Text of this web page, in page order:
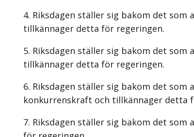
Riksdagen ställer sig bakom det
tillkännager detta för regeringen.
Riksdagen ställer sig bakom det
tillkännager detta för regeringen.
Riksdagen ställer sig bakom det
konkurrenskraft och tillkännager detta
Riksdagen ställer sig bakom det